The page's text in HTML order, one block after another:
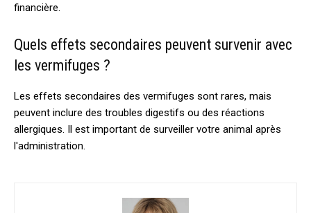
financière.
Quels effets secondaires peuvent survenir avec
les vermifuges ?
Les effets secondaires des vermifuges sont rares, mais
peuvent inclure des troubles digestifs ou des réactions
allergiques. Il est important de surveiller votre animal après
l'administration.